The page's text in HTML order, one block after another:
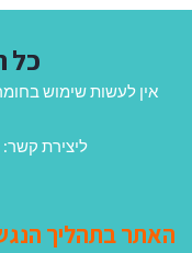
כל
אין לעשות שימוש
ליצירת קשר: Avihai.ZoomAt@gmail.com
האתר בתהליך